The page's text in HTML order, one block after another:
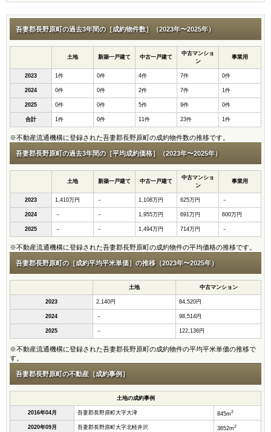
吾妻郡長野原町の過去3年間の［成約物件数］（2023年〜2025年）
土地 新築一戸建て 中古一戸建て
中古マンショ
ン
事業用
2023 1件 0件 4件 7件 0件
2024 0件 0件 2件 7件 1件
2025 0件 0件 5件 9件 0件
合計 1件 0件 11件 23件 1件
※不動産流通機構に登録された吾妻郡長野原町の成約物件数の推移です。
吾妻郡長野原町の過去3年間の［平均成約価格］（2023年〜2025年）
土地 新築一戸建て 中古一戸建て
中古マンショ
ン
事業用
2023 1,410万円 － 1,108万円 625万円 －
2024 － － 1,955万円 691万円 600万円
2025 － － 1,494万円 714万円 －
※不動産流通機構に登録された吾妻郡長野原町の成約物件の平均価格の推移です。
吾妻郡長野原町の［成約平均平米単価］の推移（2023年〜2025年）
土地 中古マンション
2023 2,140円 84,520円
2024 － 98,514円
2025 － 122,136円
※不動産流通機構に登録された吾妻郡長野原町の成約物件の平均平米単価の推移で
す。
吾妻郡長野原町の不動産［成約事例］
土地の成約事例
2016年04月 吾妻郡長野原町大字大津 845m2
2020年09月 吾妻郡長野原町大字北軽井沢 3652m2